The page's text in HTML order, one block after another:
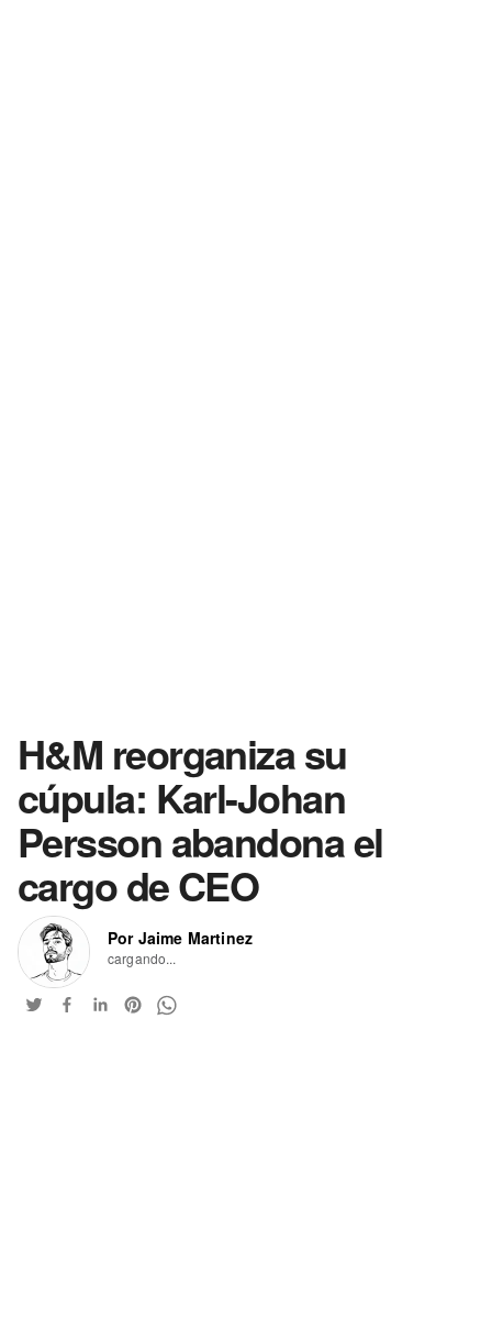
H&M reorganiza su
cúpula: Karl-Johan
Persson abandona el
cargo de CEO
Por Jaime Martinez
cargando...